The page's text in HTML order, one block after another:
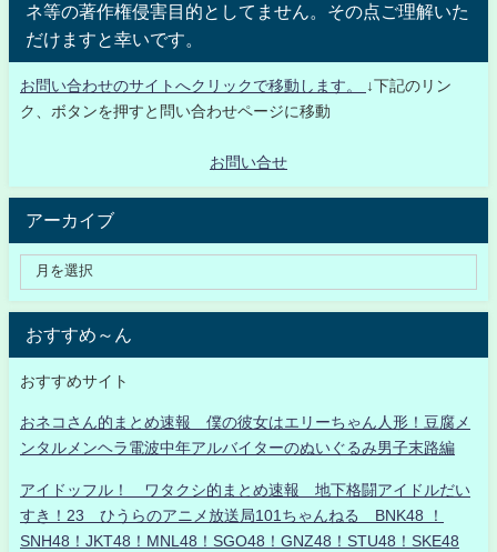
ネ等の著作権侵害目的としてません。その点ご理解いた
だけますと幸いです。
お問い合わせのサイトへクリックで移動します。
↓下記のリン
ク、ボタンを押すと問い合わせページに移動
お問い合せ
アーカイブ
おすすめ～ん
おすすめサイト
おネコさん的まとめ速報 僕の彼女はエリーちゃん人形！豆腐メ
ンタルメンヘラ電波中年アルバイターのぬいぐるみ男子末路編
アイドッフル！ ワタクシ的まとめ速報 地下格闘アイドルだい
すき！23 ひうらのアニメ放送局101ちゃんねる BNK48 ！
SNH48！JKT48！MNL48！SGO48！GNZ48！STU48！SKE48